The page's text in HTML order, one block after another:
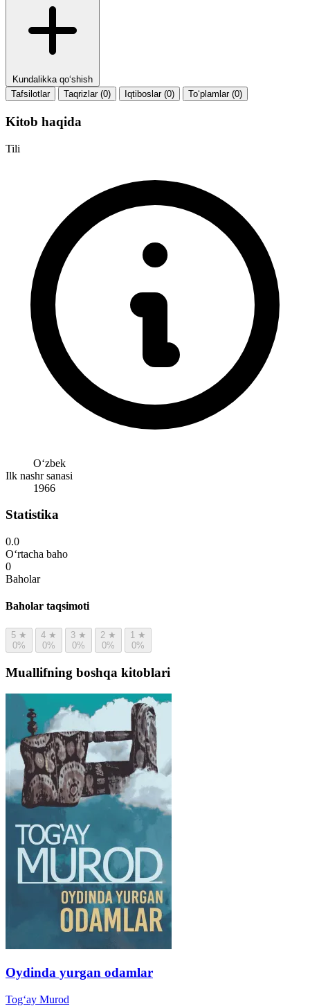
Kundalikka qo‘shish
Tafsilotlar
Taqrizlar (0) Iqtiboslar (0) To‘plamlar (0)
Kitob haqida
Tili
Oʻzbek
Ilk nashr sanasi
1966
Statistika
0.0
O‘rtacha baho
0
Baholar
Baholar taqsimoti
5 ★
0%
4 ★
0%
3 ★
0%
2 ★
0%
1 ★
0%
Muallifning boshqa kitoblari
Oydinda yurgan odamlar
Tog‘ay Murod